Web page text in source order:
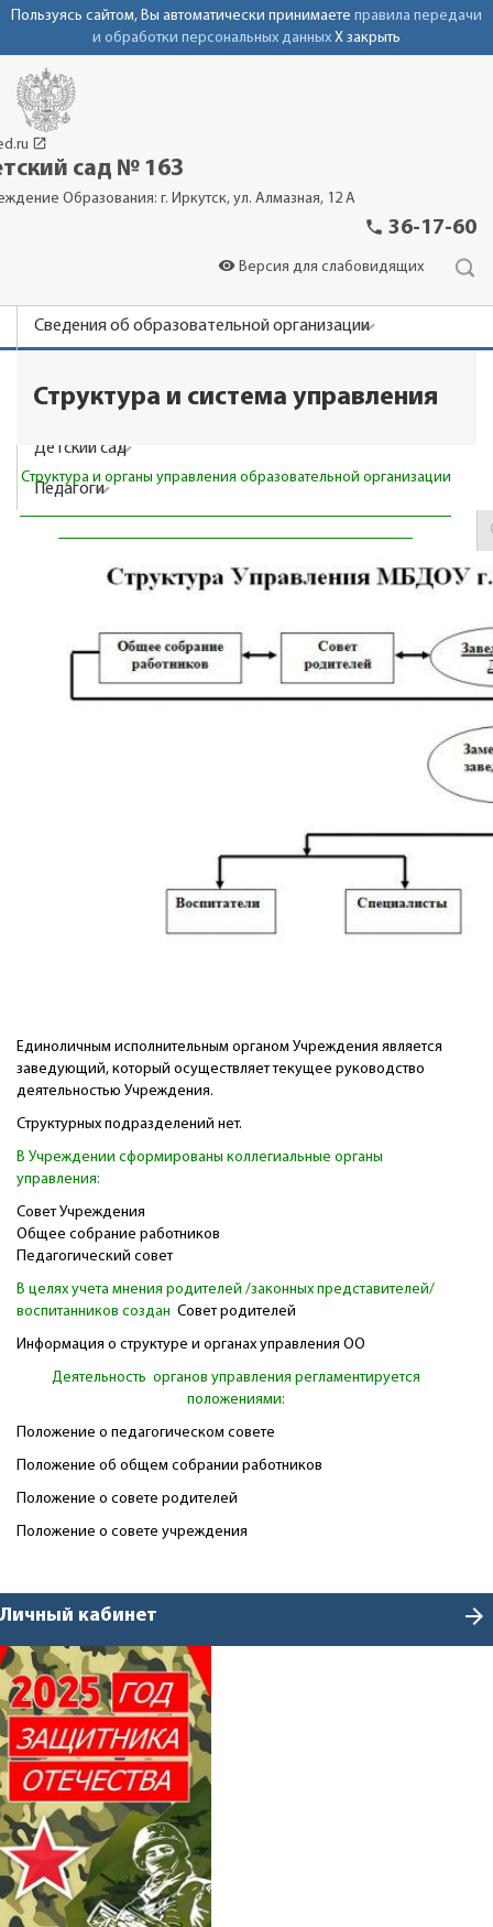
Пользуясь сайтом, Вы автоматически принимаете правила передачи
и обработки персональных данных X закрыть
launch
сад № 163
Образования: г. Иркутск, ул. Алмазная, 12 А
phone 36-17-60
visibility Версия для слабовидящих
Сведения об образовательной организации
Родителям
Детский сад
Педагоги
Структура и система управления
Структура и органы управления образовательной организации
Единоличным исполнительным органом Учреждения является
заведующий, который осуществляет текущее руководство
деятельностью Учреждения.
Структурных подразделений нет.
В Учреждении сформированы коллегиальные органы
управления:
Совет Учреждения
Общее собрание работников
Педагогический совет
B целях учета мнения родителей /законных представителей/
воспитанников создан Совет родителей
Информация о структуре и органах управления ОО
Деятельность органов управления регламентируется
положениями:
Положение о педагогическом совете
Положение об общем собрании работников
Положение о совете родителей
Положение о совете учреждения
Личный кабинет arrow_forward